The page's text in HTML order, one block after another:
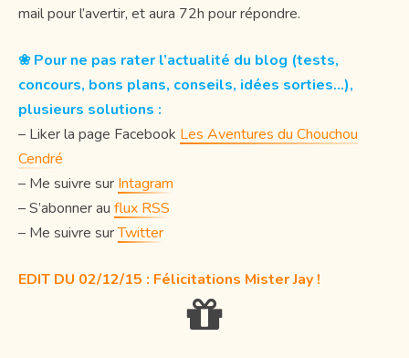
mail pour l’avertir, et aura 72h pour répondre.
❀ Pour ne pas rater l’actualité du blog (tests,
concours, bons plans, conseils, idées sorties…),
plusieurs solutions :
– Liker la page Facebook Les Aventures du Chouchou
Cendré
– Me suivre sur Intagram
– S’abonner au flux RSS
– Me suivre surTwitter
EDIT DU 02/12/15 : Félicitations Mister Jay !